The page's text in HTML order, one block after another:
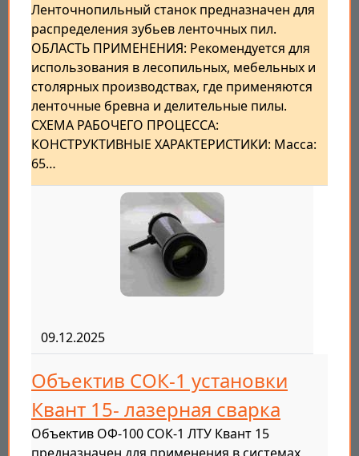
Ленточнопильный станок предназначен для
распределения зубьев ленточных пил.
ОБЛАСТЬ ПРИМЕНЕНИЯ: Рекомендуется для
использования в лесопильных, мебельных и
столярных производствах, где применяются
ленточные бревна и делительные пилы.
СХЕМА РАБОЧЕГО ПРОЦЕССА:
КОНСТРУКТИВНЫЕ ХАРАКТЕРИСТИКИ: Масса:
65…
09.12.2025
Объектив СОК-1 установки
Квант 15- лазерная сварка
Объектив ОФ-100 СОК-1 ЛТУ Квант 15